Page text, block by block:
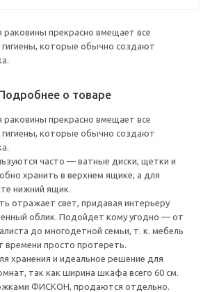
прекрасно вмещает все
которые обычно создают
о товаре
прекрасно вмещает все
которые обычно создают
часто — ватные диски, щетки и
хранить в верхнем ящике, а для
нижний ящик.
отражает свет, придавая интерьеру
облик. Подойдет кому угодно — от
до многодетной семьи, т. к. мебель
времени просто протереть.
хранения и идеальное решение для
так как ширина шкафа всего 60 см.
ФИСКОН, продаются отдельно.